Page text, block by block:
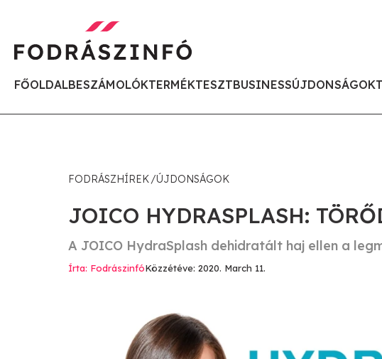
FŐOLDALBESZÁMOLÓKTERMÉKTESZTBUSINESSÚJDONSÁGOK
FODRÁSZHÍREK ÚJDONSÁGOK
JOICO HYDRASPLASH:
A JOICO HydraSplash dehidratált haj ellen a
Írta: FodrászinfóKözzétéve: 2020. March 11.